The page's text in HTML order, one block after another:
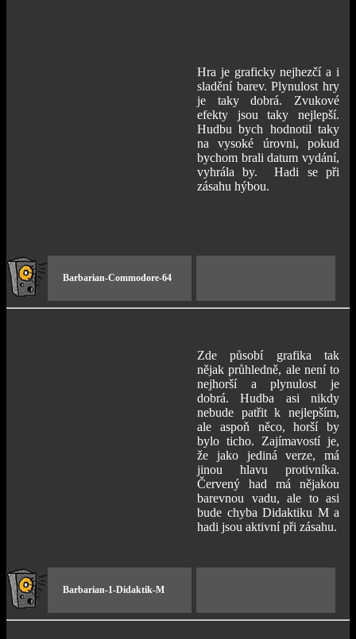
Hra je graficky nejhezčí a i
sladění barev. Plynulost hry
je taky dobrá. Zvukové
efekty jsou taky nejlepší.
Hudbu bych hodnotil taky
na vysoké úrovni, pokud
bychom brali datum vydání,
vyhrála by. Hadi se při
zásahu hýbou.
Barbarian-Commodore-64
Zde působí grafika tak
nějak průhledně, ale není to
nejhorší a plynulost je
dobrá. Hudba asi nikdy
nebude patřit k nejlepším,
ale aspoň něco, horší by
bylo ticho. Zajímavostí je,
že jako jediná verze, má
jinou hlavu protivníka.
Červený had má nějakou
barevnou vadu, ale to asi
bude chyba Didaktiku M a
hadi jsou aktivní při zásahu.
Barbarian-1-Didaktik-M